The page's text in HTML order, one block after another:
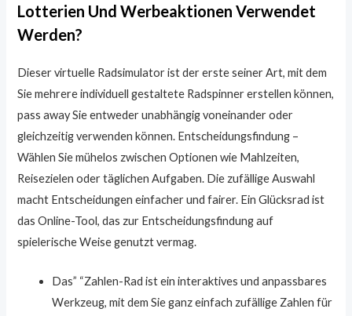
Lotterien Und Werbeaktionen Verwendet
Werden?
Dieser virtuelle Radsimulator ist der erste seiner Art, mit dem
Sie mehrere individuell gestaltete Radspinner erstellen können,
pass away Sie entweder unabhängig voneinander oder
gleichzeitig verwenden können. Entscheidungsfindung –
Wählen Sie mühelos zwischen Optionen wie Mahlzeiten,
Reisezielen oder täglichen Aufgaben. Die zufällige Auswahl
macht Entscheidungen einfacher und fairer. Ein Glücksrad ist
das Online-Tool, das zur Entscheidungsfindung auf
spielerische Weise genutzt vermag.
Das” “Zahlen-Rad ist ein interaktives und anpassbares
Werkzeug, mit dem Sie ganz einfach zufällige Zahlen für